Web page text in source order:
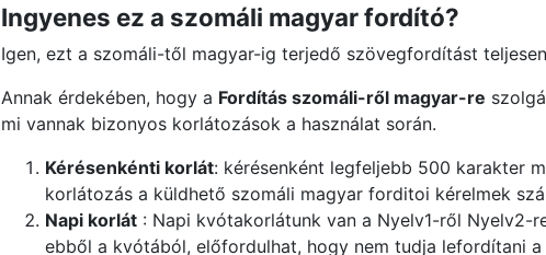
Ingyenes ez a szomáli magyar fordító?
Igen, ezt a szomáli-től magyar-ig terjedő szövegfordítást
Annak érdekében, hogy a Fordítás szomáli-ről magyar-re
mi vannak bizonyos korlátozások a használat során.
Kérésenkénti korlát: kérésenként legfeljebb 500 karakter
korlátozás a küldhető szomáli magyar forditoi kérelmek
Napi korlát : Napi kvótakorlátunk van a Nyelv1-ről
ebből a kvótából, előfordulhat, hogy nem tudja lefordítani